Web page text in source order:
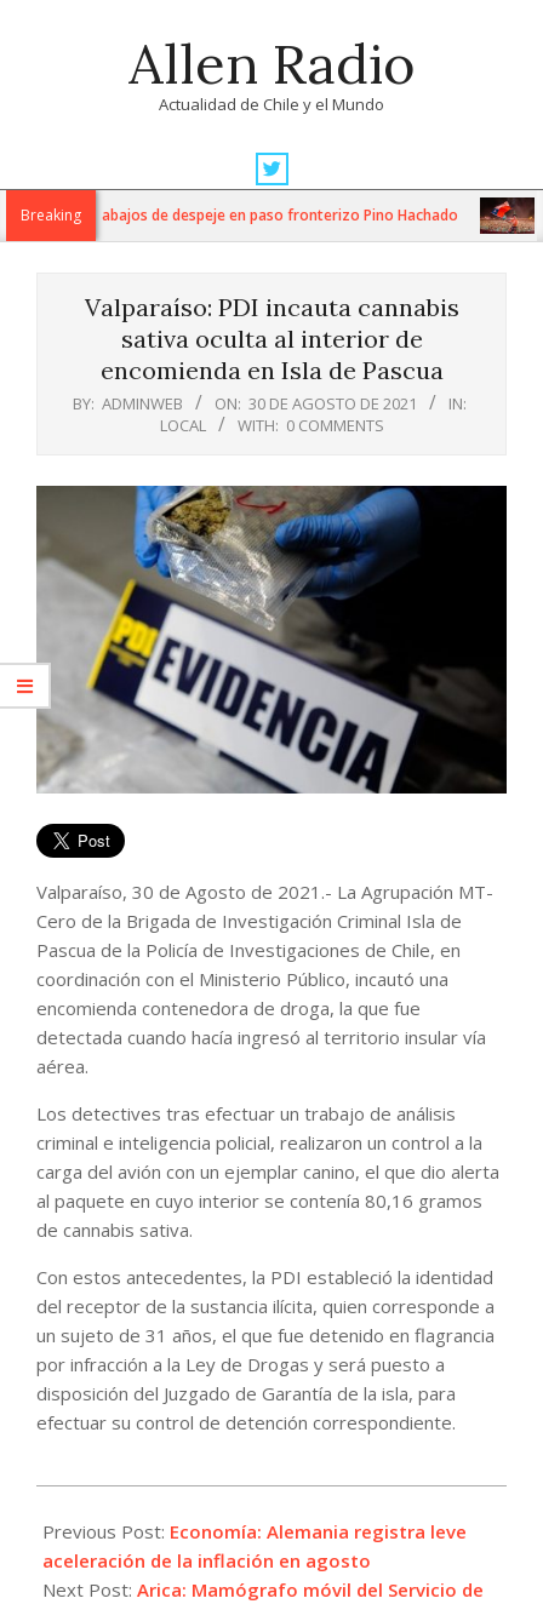
Allen Radio
Actualidad de Chile y el Mundo
Navigation
MenuBreaking
intensos trabajos de despeje en paso fronterizo Pino Hachado
Valparaíso: PDI incauta cannabis
sativa oculta al interior de
encomienda en Isla de Pascua
BY: ADMINWEB ON: 30 DE AGOSTO DE 2021
IN:
LOCAL
WITH: 0 COMMENTS
Valparaíso, 30 de Agosto de 2021.- La Agrupación MT-
Cero de la Brigada de Investigación Criminal Isla de
Pascua de la Policía de Investigaciones de Chile, en
coordinación con el Ministerio Público, incautó una
encomienda contenedora de droga, la que fue
detectada cuando hacía ingresó al territorio insular vía
aérea.
Los detectives tras efectuar un trabajo de análisis
criminal e inteligencia policial, realizaron un control a la
carga del avión con un ejemplar canino, el que dio alerta
al paquete en cuyo interior se contenía 80,16 gramos
de cannabis sativa.
Con estos antecedentes, la PDI estableció la identidad
del receptor de la sustancia ilícita, quien corresponde a
un sujeto de 31 años, el que fue detenido en flagrancia
por infracción a la Ley de Drogas y será puesto a
disposición del Juzgado de Garantía de la isla, para
efectuar su control de detención correspondiente.
08-
30
Previous Post: Economía: Alemania registra leve
aceleración de la inflación en agosto
Next Post: Arica: Mamógrafo móvil del Servicio de